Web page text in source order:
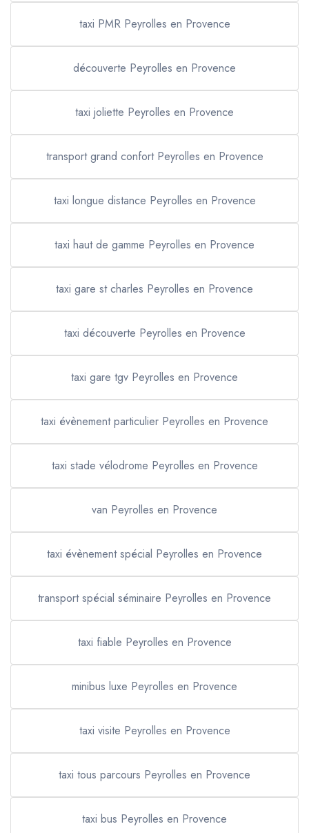
taxi PMR Peyrolles en Provence
découverte Peyrolles en Provence
taxi joliette Peyrolles en Provence
transport grand confort Peyrolles en Provence
taxi longue distance Peyrolles en Provence
taxi haut de gamme Peyrolles en Provence
taxi gare st charles Peyrolles en Provence
taxi découverte Peyrolles en Provence
taxi gare tgv Peyrolles en Provence
taxi évènement particulier Peyrolles en Provence
taxi stade vélodrome Peyrolles en Provence
van Peyrolles en Provence
taxi évènement spécial Peyrolles en Provence
transport spécial séminaire Peyrolles en Provence
taxi fiable Peyrolles en Provence
minibus luxe Peyrolles en Provence
taxi visite Peyrolles en Provence
taxi tous parcours Peyrolles en Provence
taxi bus Peyrolles en Provence